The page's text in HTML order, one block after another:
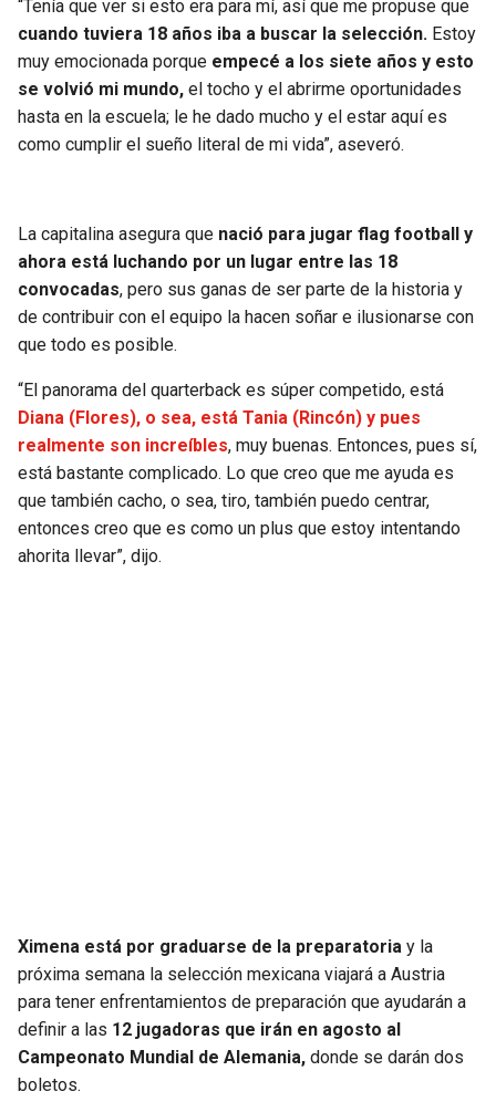
“Tenía que ver si esto era para mí, así que me propuse que
cuando tuviera 18 años iba a buscar la selección. Estoy
muy emocionada porque empecé a los siete años y esto
se volvió mi mundo, el tocho y el abrirme oportunidades
hasta en la escuela; le he dado mucho y el estar aquí es
como cumplir el sueño literal de mi vida”, aseveró.
La capitalina asegura que nació para jugar flag football y
ahora está luchando por un lugar entre las 18
convocadas, pero sus ganas de ser parte de la historia y
de contribuir con el equipo la hacen soñar e ilusionarse con
que todo es posible.
“El panorama del quarterback es súper competido, está
Diana (Flores), o sea, está Tania (Rincón) y pues
realmente son increíbles, muy buenas. Entonces, pues sí,
está bastante complicado. Lo que creo que me ayuda es
que también cacho, o sea, tiro, también puedo centrar,
entonces creo que es como un plus que estoy intentando
ahorita llevar”, dijo.
Ximena está por graduarse de la preparatoria y la
próxima semana la selección mexicana viajará a Austria
para tener enfrentamientos de preparación que ayudarán a
definir a las 12 jugadoras que irán en agosto al
Campeonato Mundial de Alemania, donde se darán dos
boletos.